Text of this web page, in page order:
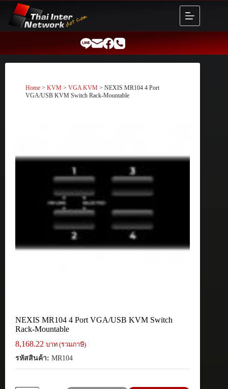
content
Home > KVM > VGA KVM > NEXIS MR104 4 Port
VGA/USB KVM Switch Rack-Mountable
NEXIS MR104 4 Port VGA/USB KVM Switch
Rack-Mountable
8,168.22 บาท (รวมภาษี)
รหัสสินค้า: MR104